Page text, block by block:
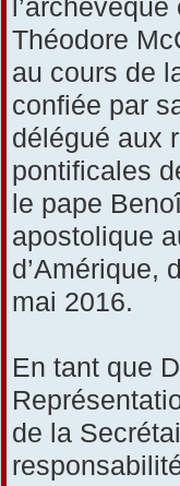
Théodore
au cours de
confiée par
délégué aux
pontificales
le pape
apostolique
d’Amérique,
mai 2016.
En tant que
de la